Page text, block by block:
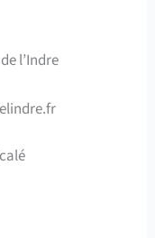
l’Indre